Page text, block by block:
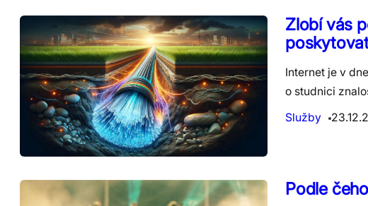
Zlobí vás
Internet je v
o studnici
Služby
Podle